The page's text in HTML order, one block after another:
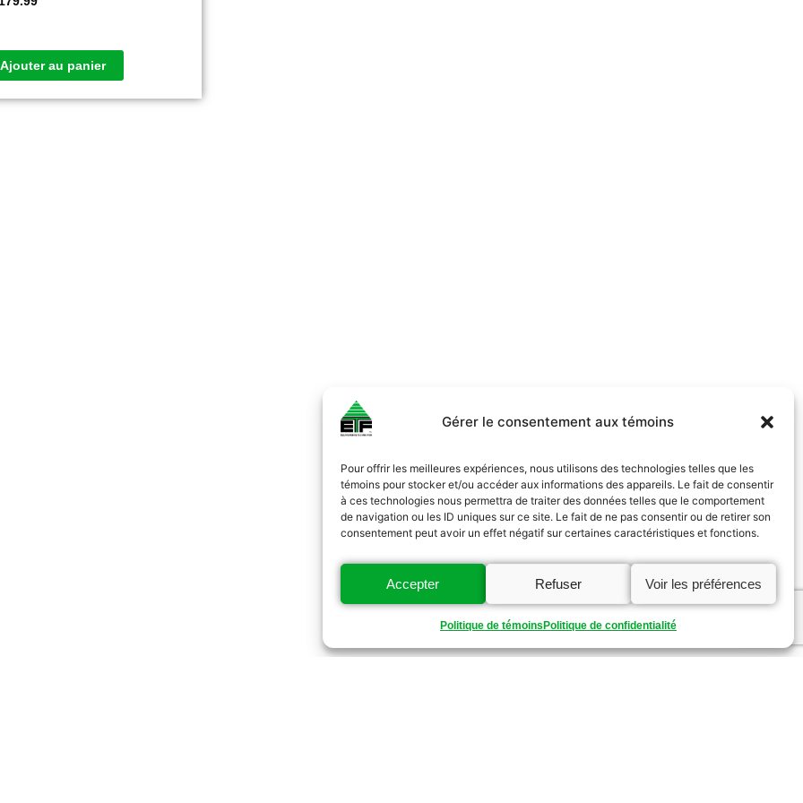
Gérer le consentement aux témoins
Pour offrir les meilleures expériences, nous utilisons des technologies telles que les
témoins pour stocker et/ou accéder aux informations des appareils. Le fait de consentir
à ces technologies nous permettra de traiter des données telles que le comportement
de navigation ou les ID uniques sur ce site. Le fait de ne pas consentir ou de retirer son
consentement peut avoir un effet négatif sur certaines caractéristiques et fonctions.
Accepter Refuser Voir les préférences
Politique de témoins Politique de confidentialité
Ajouter au panier